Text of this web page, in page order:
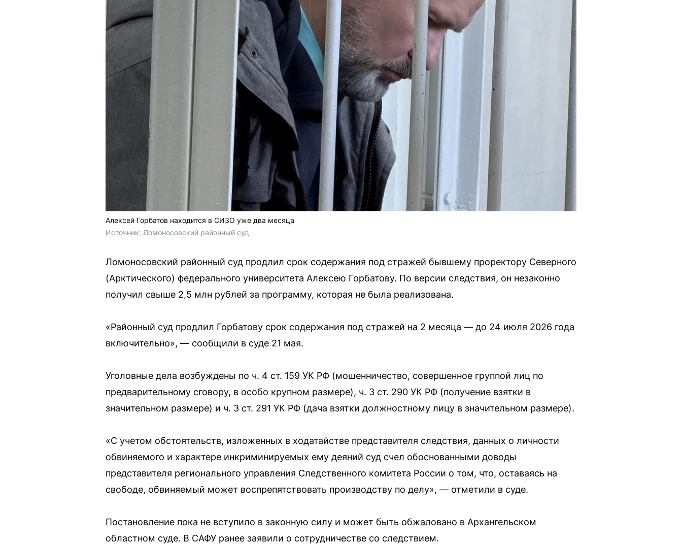
Алексей Горбатов находится в СИЗО уже два месяца
Источник: Ломоносовский районный суд
Ломоносовский районный суд продлил срок содержания под стражей бывшему проректору Северного
(Арктического) федерального университета Алексею Горбатову. По версии следствия, он незаконно
получил свыше 2,5 млн рублей за программу, которая не была реализована.
«Районный суд продлил Горбатову срок содержания под стражей на 2 месяца — до 24 июля 2026 года
включительно», — сообщили в суде 21 мая.
Уголовные дела возбуждены по ч. 4 ст. 159 УК РФ (мошенничество, совершенное группой лиц по
предварительному сговору, в особо крупном размере), ч. 3 ст. 290 УК РФ (получение взятки в
значительном размере) и ч. 3 ст. 291 УК РФ (дача взятки должностному лицу в значительном размере).
«С учетом обстоятельств, изложенных в ходатайстве представителя следствия, данных о личности
обвиняемого и характере инкриминируемых ему деяний суд счел обоснованными доводы
представителя регионального управления Следственного комитета России о том, что, оставаясь на
свободе, обвиняемый может воспрепятствовать производству по делу», — отметили в суде.
Постановление пока не вступило в законную силу и может быть обжаловано в Архангельском
областном суде. В САФУ ранее заявили о сотрудничестве со следствием.